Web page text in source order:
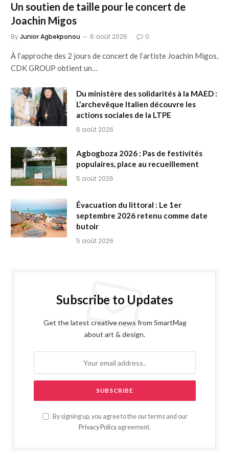
Un soutien de taille pour le concert de
Joachin Migos
ByJunior Agbekponou 6 août 2026 0
À l’approche des 2 jours de concert de l’artiste Joachin Migos,
CDK GROUP obtient un…
Du ministère des solidarités à la MAED :
L’archevêque Italien découvre les
actions sociales de la LTPE
6 août 2026
Agbogboza 2026 : Pas de festivités
populaires, place au recueillement
5 août 2026
Évacuation du littoral : Le 1er
septembre 2026 retenu comme date
butoir
5 août 2026
Subscribe to Updates
Get the latest creative news from SmartMag
about art & design.
By signing up, you agree to the our terms and our
Privacy Policy agreement.